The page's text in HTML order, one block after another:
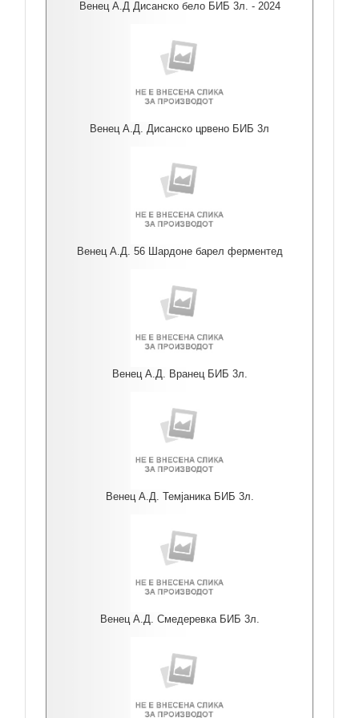
Венец А.Д Дисанско бело БИБ 3л. - 2024
Венец А.Д. Дисанско црвено БИБ 3л
Венец А.Д. 56 Шардоне барел ферментед
Венец А.Д. Вранец БИБ 3л.
Венец А.Д. Темјаника БИБ 3л.
Венец А.Д. Смедеревка БИБ 3л.